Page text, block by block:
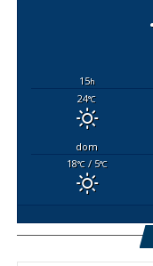
15h
24°C
dom
18°C/ 5°C